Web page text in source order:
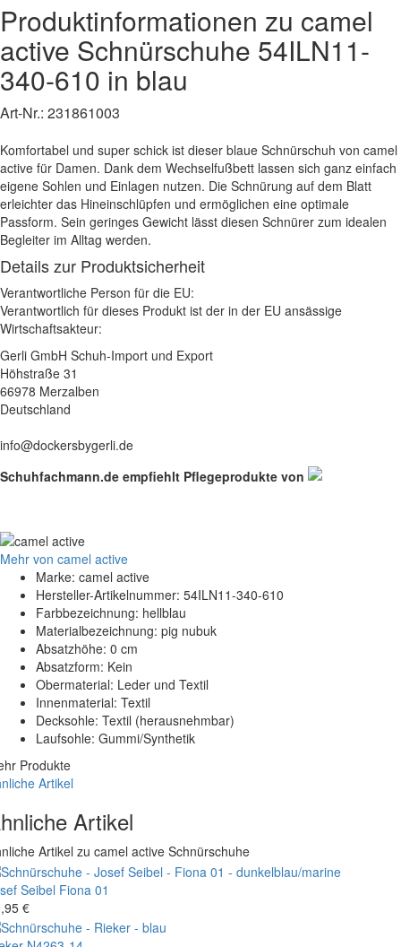
Produktinformationen zu camel
active Schnürschuhe 54ILN11-
340-610 in blau
Art-Nr.: 231861003
Komfortabel und super schick ist dieser blaue Schnürschuh von camel
active für Damen. Dank dem Wechselfußbett lassen sich ganz einfach
eigene Sohlen und Einlagen nutzen. Die Schnürung auf dem Blatt
erleichter das Hineinschlüpfen und ermöglichen eine optimale
Passform. Sein geringes Gewicht lässt diesen Schnürer zum idealen
Begleiter im Alltag werden.
Details zur Produktsicherheit
Verantwortliche Person für die EU:
Verantwortlich für dieses Produkt ist der in der EU ansässige
Wirtschaftsakteur:
Gerli GmbH Schuh-Import und Export
Höhstraße 31
66978 Merzalben
Deutschland
info@dockersbygerli.de
Schuhfachmann.de empfiehlt Pflegeprodukte von
Mehr von camel active
Marke: camel active
Hersteller-Artikelnummer: 54ILN11-340-610
Farbbezeichnung: hellblau
Materialbezeichnung: pig nubuk
Absatzhöhe: 0 cm
Absatzform: Kein
Obermaterial: Leder und Textil
Innenmaterial: Textil
Decksohle: Textil (herausnehmbar)
Laufsohle: Gummi/Synthetik
Produkte
Artikel
Artikel
Artikel zu camel active Schnürschuhe
Seibel Fiona 01
€